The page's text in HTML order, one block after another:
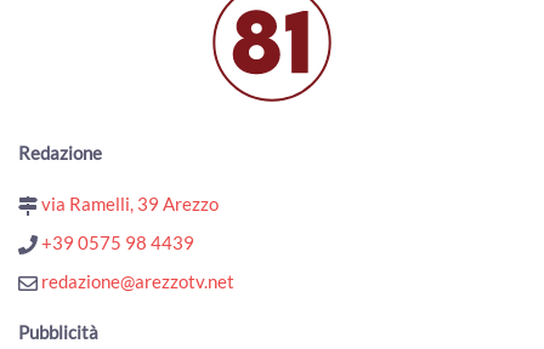
Nuovo stadio di Arezzo, il Centro Sport Chimera ricorre al
Tar. Nodo dei parcheggi
00:01:44 - Lunedì, 22 Giugno 2026
La Scuola Basket Arezzo rischia la mancata iscrizione in B,
Castelli: “amareggiato”
00:03:09 - Venerdì, 05 Giugno 2026
Redazione
via Ramelli, 39 Arezzo
+39 0575 98 4439
redazione@arezzotv.net
Pubblicità